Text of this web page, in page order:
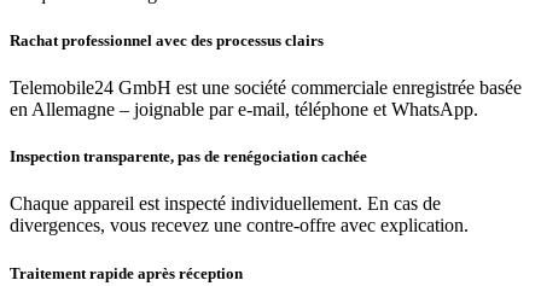
Rachat professionnel avec des processus clairs
Telemobile24 GmbH est une société commerciale enregistrée basée
en Allemagne – joignable par e-mail, téléphone et WhatsApp.
Inspection transparente, pas de renégociation cachée
Chaque appareil est inspecté individuellement. En cas de
divergences, vous recevez une contre-offre avec explication.
Traitement rapide après réception